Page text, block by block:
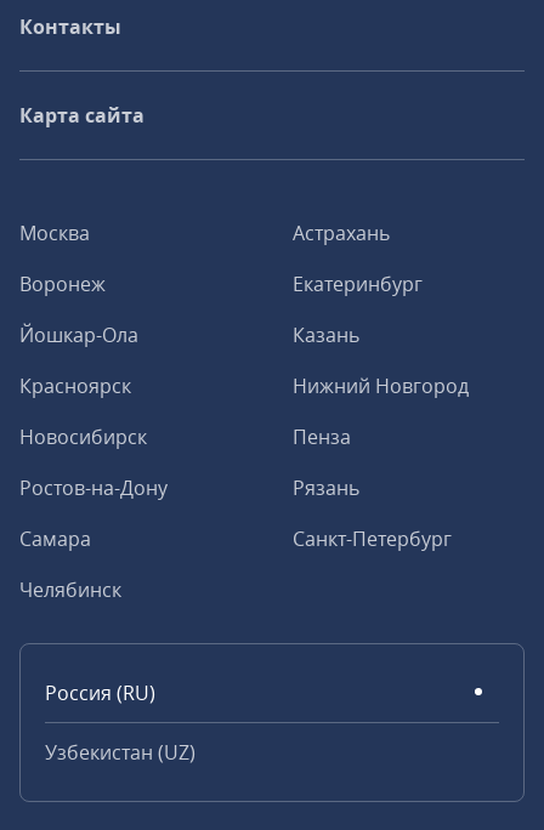
Москва
Астрахань
Воронеж
Екатеринбург
Йошкар-Ола
Казань
Красноярск
Нижний Новгород
Новосибирск
Пенза
Ростов-на-Дону
Рязань
Самара
Санкт-Петербург
Челябинск
Россия (RU)
Узбекистан (UZ)
Контакты
Карта сайта